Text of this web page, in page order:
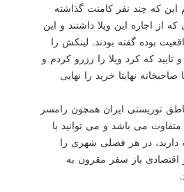
این كه چند نفر كامنت گذاشته
از اجاره این ویلا داشتند و این
بوده گفته بودند. لینكش را
كه كرد ویلا را رزرو كردم و
نهایتا خرید را نهایی
توریستی ایران همچون رامسر
می باشد و می توانید با
دارید، در هر فصلی شهری را
اقتصادی باز سفر مقرون به